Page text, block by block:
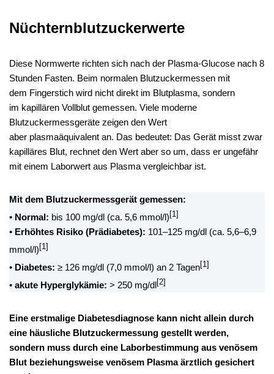
Nüchternblutzuckerwerte
Diese Normwerte richten sich nach der Plasma-Glucose nach 8
Stunden Fasten. Beim normalen Blutzuckermessen mit
dem Fingerstich wird nicht direkt im Blutplasma, sondern
im kapillären Vollblut gemessen. Viele moderne
Blutzuckermessgeräte zeigen den Wert
aber plasmaäquivalent an. Das bedeutet: Das Gerät misst zwar
kapilläres Blut, rechnet den Wert aber so um, dass er ungefähr
mit einem Laborwert aus Plasma vergleichbar ist.
Mit dem Blutzuckermessgerät gemessen:
• Normal: bis 100 mg/dl (ca. 5,6 mmol/l) [1]
• Erhöhtes Risiko (Prädiabetes): 101–125 mg/dl (ca. 5,6–6,9
mmol/l) [1]
• Diabetes: ≥ 126 mg/dl (7,0 mmol/l) an 2 Tagen [1]
• akute Hyperglykämie: > 250 mg/dl [2]
Eine erstmalige Diabetesdiagnose kann nicht allein durch
eine häusliche Blutzuckermessung gestellt werden,
sondern muss durch eine Laborbestimmung aus venösem
Blut beziehungsweise venösem Plasma ärztlich gesichert